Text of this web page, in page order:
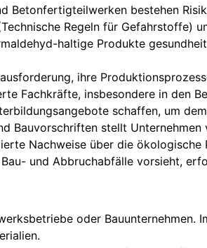
Betonfertigteilwerken bestehen
Regeln für Gefahrstoffe)
haltige Produkte
ihre
Fachkräfte, insbesondere in den
schaffen, um
Bauvorschriften stellt
Nachweise über die
und Abbruchabfälle vorsieht,
oder Bauunternehmen.